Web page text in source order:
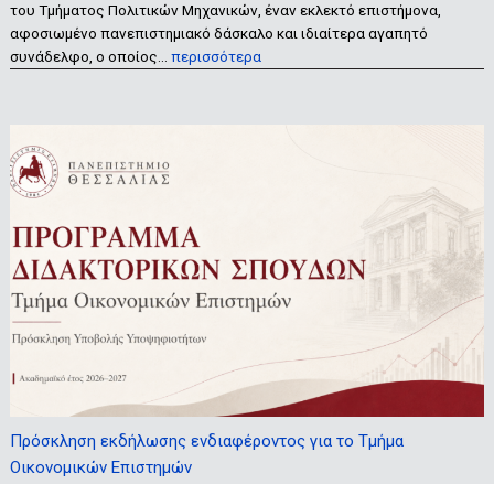
του Τμήματος Πολιτικών Μηχανικών, έναν εκλεκτό επιστήμονα,
αφοσιωμένο πανεπιστημιακό δάσκαλο και ιδιαίτερα αγαπητό
συνάδελφο, ο οποίος… περισσότερα
Πρόσκληση εκδήλωσης ενδιαφέροντος για το Τμήμα
Οικονομικών Επιστημών